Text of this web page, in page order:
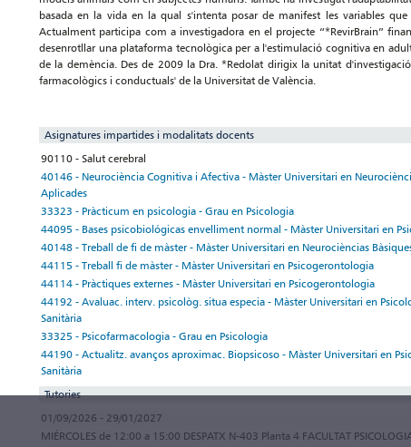
basada en la vida en la qual s'intenta posar de manifest les variables
Actualment participa com a investigadora en el projecte “*RevirBrain”
desenrotllar una plataforma tecnològica per a l'estimulació cognitiva en
de la demència. Des de 2009 la Dra. *Redolat dirigix la unitat
farmacològics i conductuals' de la Universitat de València.
Asignatures impartides i modalitats docents
90110 - Salut cerebral
40146 - Neurociència Cognitiva i Afectiva - Màster Universitari en
Aplicades
33323 - Pràcticum en psicologia - Grau en Psicologia
44095 - Bases psicobiológicas envelliment normal - Màster Universitari en
40148 - Treball de fi de màster - Màster Universitari en Neurocièncias
44115 - Treball fi de màster - Màster Universitari en Psicogerontologia
44114 - Pràctiques externes - Màster Universitari en Psicogerontologia
44192 - Avaluac. interv. psicològ. situa especia - Màster Universitari en
Sanitària
33325 - Psicofarmacologia - Grau en Psicologia
44190 - Actualitz. avanços aproximac. Biopsicoso - Màster Universitari en
Sanitària
Tutories
01/09/2026 - 29/01/2027
MIÉRCOLES de 12:00 a 15:00 DESPATX N-403 Planta 4 FACULTAT